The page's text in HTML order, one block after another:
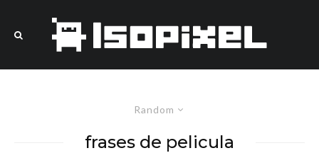
Random
frases de pelicula